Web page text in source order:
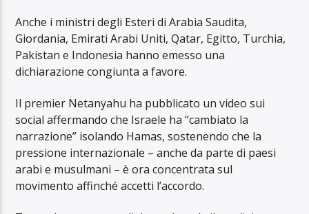
Anche i ministri degli Esteri di Arabia Saudita,
Giordania, Emirati Arabi Uniti, Qatar, Egitto, Turchia,
Pakistan e Indonesia hanno emesso una
dichiarazione congiunta a favore.
Il premier Netanyahu ha pubblicato un video sui
social affermando che Israele ha “cambiato la
narrazione” isolando Hamas, sostenendo che la
pressione internazionale – anche da parte di paesi
arabi e musulmani – è ora concentrata sul
movimento affinché accetti l’accordo.